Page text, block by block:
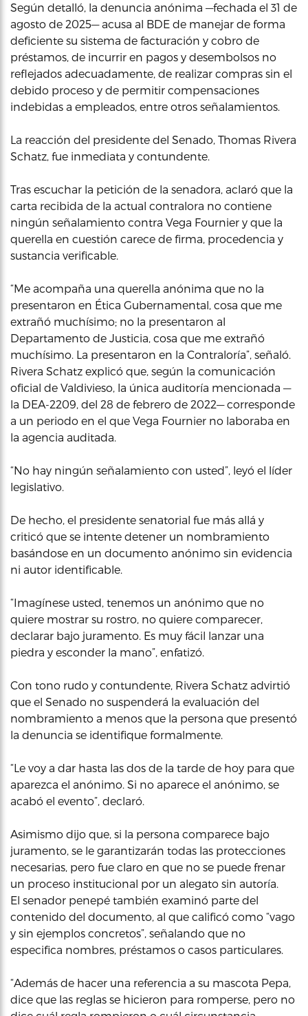
Según detalló, la denuncia anónima —fechada el 31 de
agosto de 2025— acusa al BDE de manejar de forma
deficiente su sistema de facturación y cobro de
préstamos, de incurrir en pagos y desembolsos no
reflejados adecuadamente, de realizar compras sin el
debido proceso y de permitir compensaciones
indebidas a empleados, entre otros señalamientos.
La reacción del presidente del Senado, Thomas Rivera
Schatz, fue inmediata y contundente.
Tras escuchar la petición de la senadora, aclaró que la
carta recibida de la actual contralora no contiene
ningún señalamiento contra Vega Fournier y que la
querella en cuestión carece de firma, procedencia y
sustancia verificable.
“Me acompaña una querella anónima que no la
presentaron en Ética Gubernamental, cosa que me
extrañó muchísimo; no la presentaron al
Departamento de Justicia, cosa que me extrañó
muchísimo. La presentaron en la Contraloría”, señaló.
Rivera Schatz explicó que, según la comunicación
oficial de Valdivieso, la única auditoría mencionada —
la DEA-2209, del 28 de febrero de 2022— corresponde
a un periodo en el que Vega Fournier no laboraba en
la agencia auditada.
“No hay ningún señalamiento con usted”, leyó el líder
legislativo.
De hecho, el presidente senatorial fue más allá y
criticó que se intente detener un nombramiento
basándose en un documento anónimo sin evidencia
ni autor identificable.
“Imagínese usted, tenemos un anónimo que no
quiere mostrar su rostro, no quiere comparecer,
declarar bajo juramento. Es muy fácil lanzar una
piedra y esconder la mano”, enfatizó.
Con tono rudo y contundente, Rivera Schatz advirtió
que el Senado no suspenderá la evaluación del
nombramiento a menos que la persona que presentó
la denuncia se identifique formalmente.
“Le voy a dar hasta las dos de la tarde de hoy para que
aparezca el anónimo. Si no aparece el anónimo, se
acabó el evento”, declaró.
Asimismo dijo que, si la persona comparece bajo
juramento, se le garantizarán todas las protecciones
necesarias, pero fue claro en que no se puede frenar
un proceso institucional por un alegato sin autoría.
El senador penepé también examinó parte del
contenido del documento, al que calificó como “vago
y sin ejemplos concretos”, señalando que no
especifica nombres, préstamos o casos particulares.
“Además de hacer una referencia a su mascota Pepa,
dice que las reglas se hicieron para romperse, pero no